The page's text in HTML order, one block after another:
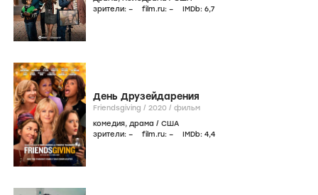
зрители: – film.ru: – IMDb: 6,7
День Друзейдарения
Friendsgiving / 2020 / фильм
комедия, драма / США
зрители: – film.ru: – IMDb: 4,4